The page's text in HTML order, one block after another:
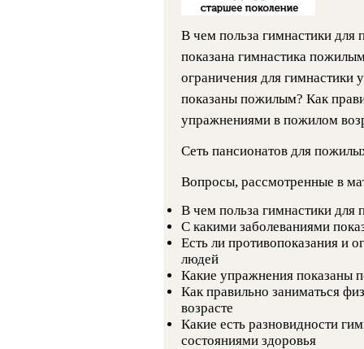
В чем польза гимнастики
показана гимнастика
ограничения для
показаны пожилым? Как
упражнениями в пожилом
Сеть пансионатов для
Вопросы, рассмотренные в
В чем польза гимнастики
С какими заболеваниями
Есть ли противопоказания и
людей
Какие упражнения показаны
Как правильно заниматься
возрасте
Какие есть разновидности
состояниями здоровья